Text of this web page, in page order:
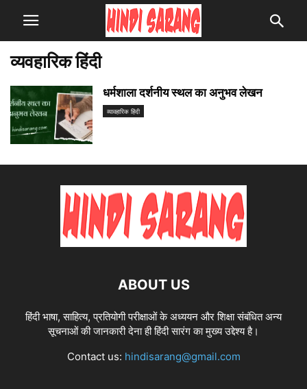
व्यवहारिक हिंदी
धर्मशाला दर्शनीय स्थल का अनुभव लेखन
व्यावहारिक हिंदी
ABOUT US
हिंदी भाषा, साहित्य, प्रतियोगी परीक्षाओं के अध्ययन और शिक्षा संबंधित अन्य
सूचनाओं की जानकारी देना ही हिंदी सारंग का मुख्य उद्देश्य है।
Contact us: hindisarang@gmail.com